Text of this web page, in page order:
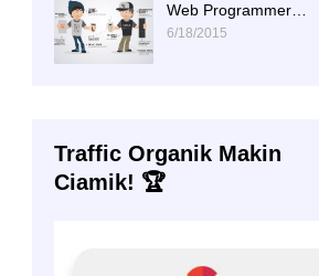
Web Programmer
(Download)
6/18/2015
Traffic Organik Makin
Ciamik! 🏆